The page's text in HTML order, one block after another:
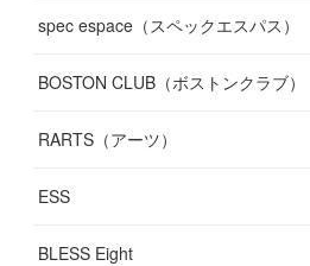
spec espace（スペックエスパス）
BOSTON CLUB（ボストンクラブ）
RARTS（アーツ）
ESS
BLESS Eight